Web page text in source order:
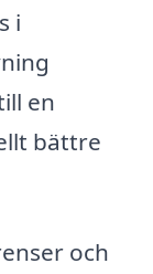
i
en
bättre
och